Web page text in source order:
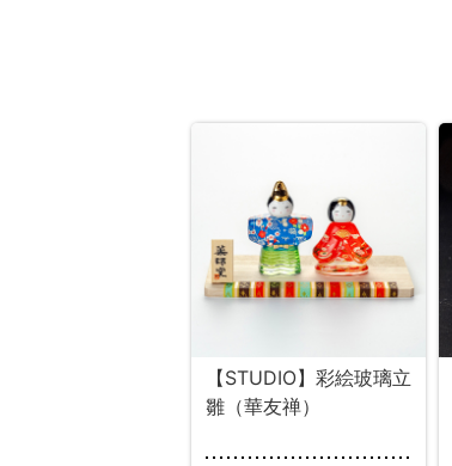
【STUDIO】彩絵玻璃立
雛（華友禅）